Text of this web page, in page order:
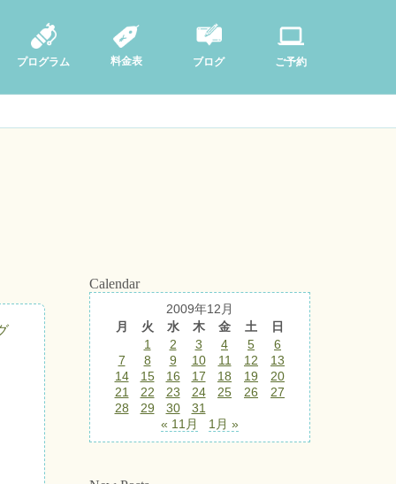
プログラム 料金表 ブログ ご予約
Calendar
2009年12月
月
火 水 木 金 土
日
1
2 3 4 5
6
7
8 9 10 11 12
13
14
15 16 17 18 19
20
21
22 23 24 25 26
27
28
29 30
31
« 11月
1月 »